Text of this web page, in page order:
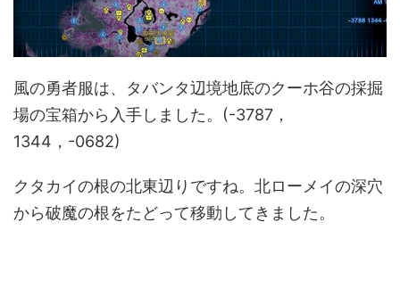
風の勇者服は、タバンタ辺境地底のクーホ谷の採掘
場の宝箱から入手しました。(-3787，
1344，-0682)
クタカイの根の北東辺りですね。北ローメイの深穴
から破魔の根をたどって移動してきました。